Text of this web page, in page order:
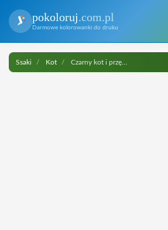
pokoloruj.com.pl
Darmowe kolorowanki do druku
Ssaki Kot Czarny kot i przędza do druku